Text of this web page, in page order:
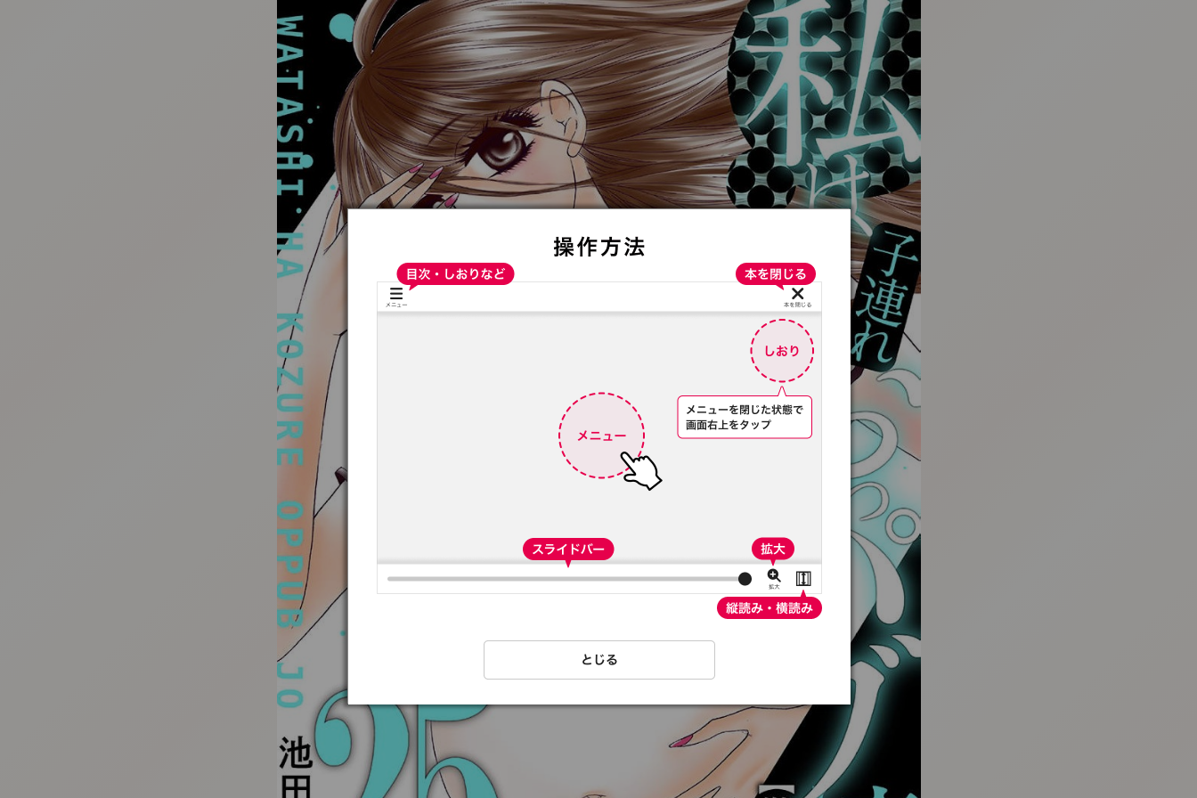
:692.15.692.943:t-vnqp.lunrzsdszk.vn.oi
:692.15.692.943:t-vnqp.lunrzsdszk.vn.oi :692.15.692.943:t-vnqp.lunrzsdszk.vn.oi